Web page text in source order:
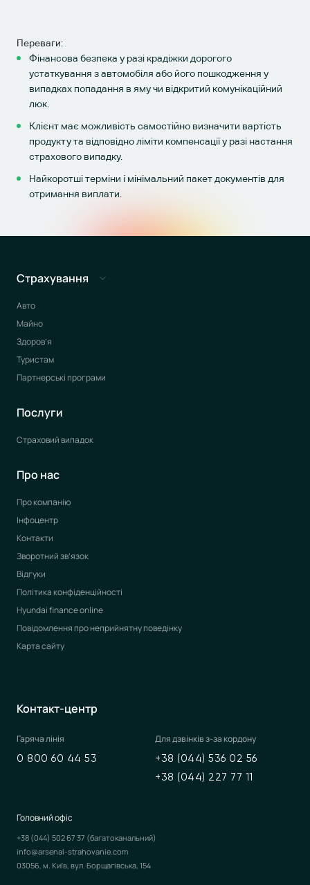
Переваги:
Фінансова безпека у разі крадіжки дорогого
устаткування з автомобіля або його пошкодження у
випадках попадання в яму чи відкритий комунікаційний
люк.
Клієнт має можливість самостійно визначити вартість
продукту та відповідно ліміти компенсації у разі настання
страхового випадку.
Найкоротші терміни і мінімальний пакет документів для
отримання виплати.
Страхування
Авто
Майно
Здоров’я
Туристам
Партнерські програми
Послуги
Страховий випадок
Про нас
Про компанію
Інфоцентр
Контакти
Зворотний зв’язок
Відгуки
Політика конфіденційності
Hyundai finance online
Повідомлення про неприйнятну поведінку
Карта сайту
Контакт-центр
Гаряча лінія
0 800 60 44 53
Для дзвінків з-за кордону
+38 (044) 536 02 56
+38 (044) 227 77 11
Головний офіс
+38 (044) 502 67 37 (багатоканальний)
info@arsenal-strahovanie.com
03056, м. Київ, вул. Борщагівська, 154